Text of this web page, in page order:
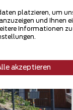
platzieren, um
und Ihnen
Informationen
akzeptieren